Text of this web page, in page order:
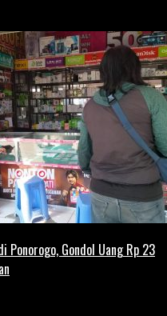
Ponorogo, Gondol Uang Rp 23